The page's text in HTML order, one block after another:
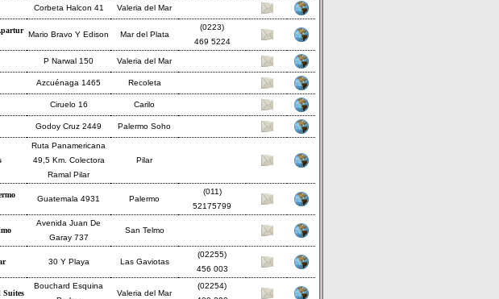
Corbeta Halcon 41 Valeria del Mar
Mario Bravo Y Edison Mar del Plata
(0223)
469 5224
P Narwal 150 Valeria del Mar
Azcuénaga 1465 Recoleta
Ciruelo 16 Carilo
Godoy Cruz 2449 Palermo Soho
Ruta Panamericana
49,5 Km. Colectora
Ramal Pilar
Pilar
Guatemala 4931 Palermo
(011)
52175799
Avenida Juan De
Garay 737
San Telmo
30 Y Playa Las Gaviotas
(02255)
456 003
Suites
Bouchard Esquina
Valeria del Mar
(02254)